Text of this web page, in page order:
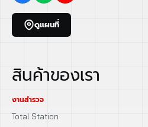
ดูแผนที่
สินค้าของเรา
งานสำรวจ
Total Station